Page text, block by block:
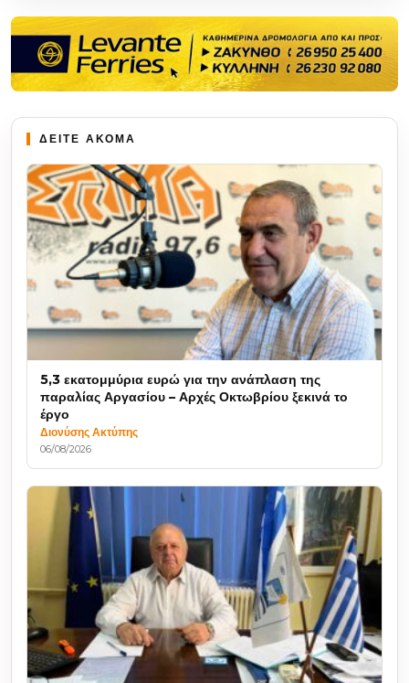
ΔΕΙΤΕ ΑΚΟΜΑ
5,3 εκατομμύρια ευρώ για την ανάπλαση της
παραλίας Αργασίου – Αρχές Οκτωβρίου ξεκινά το
έργο
Διονύσης Ακτύπης
06/08/2026